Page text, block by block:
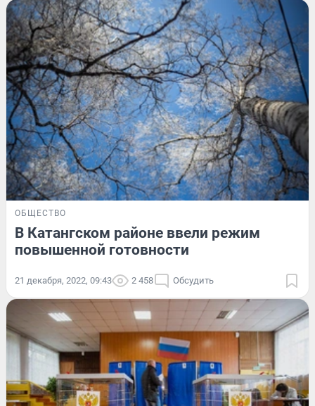
ОБЩЕСТВО
В Катангском районе ввели режим
повышенной готовности
21 декабря, 2022, 09:43 2 458 Обсудить